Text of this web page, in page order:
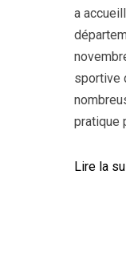
a
sportive
pratique
Lire la